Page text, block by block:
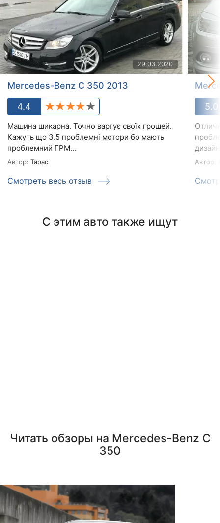
29.03.2020
Mercedes-Benz C 350 2013
4.4
Машина шикарна. Точно вартує своїх грошей.
Кажуть що 3.5 проблемні мотори бо мають
проблемний ГРМ...
Автор: Тарас
Смотреть весь отзыв
5.0
Автор:
С этим авто также ищут
Читать обзоры на Mercedes-Benz C
350